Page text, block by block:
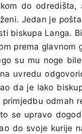
do
Jedan je
biskupa Langa.
prema glavnom
su mu noge
uvredu
da je lako
odmah
se upravo
do svoje kurije